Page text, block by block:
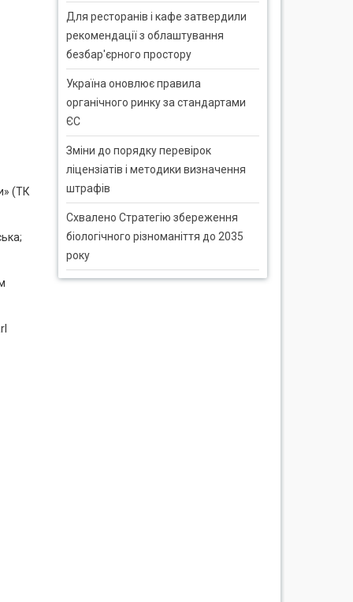
(ТК
Для ресторанів і кафе затвердили
рекомендації з облаштування
безбар'єрного простору
Україна оновлює правила
органічного ринку за стандартами
ЄС
Зміни до порядку перевірок
ліцензіатів і методики визначення
штрафів
Схвалено Стратегію збереження
біологічного різноманіття до 2035
року